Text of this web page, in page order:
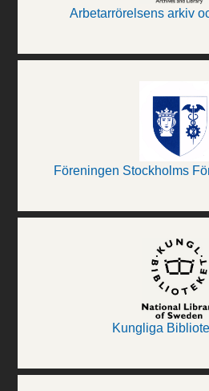
Arbetarrörelsens arkiv
Föreningen Stockholms
Kungliga